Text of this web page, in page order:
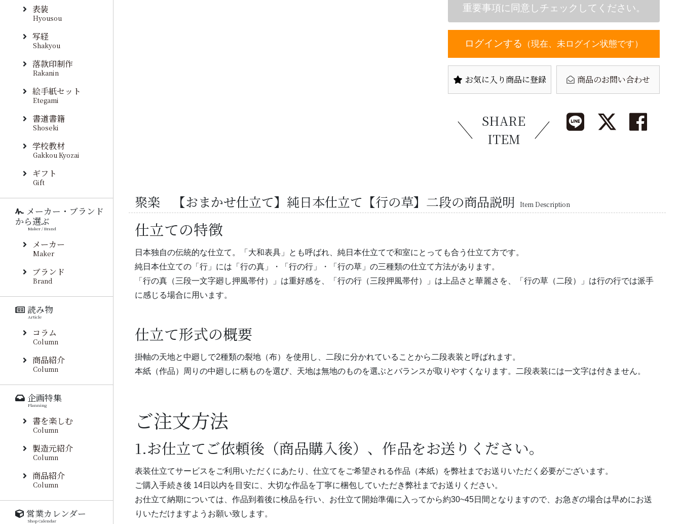
ログインする （現在、未ログイン状態です）
お気に入り商品に登録 商品のお問い合わせ
SHARE
ITEM
聚楽 【おまかせ仕立て】純日本仕立て【行の草】二段の商品説明 Item Description
仕立ての特徴
日本独自の伝統的な仕立て。「大和表具」とも呼ばれ、純日本仕立てで和室にとっても合う仕立て方です。
純日本仕立ての「行」には「行の真」・「行の行」・「行の草」の三種類の仕立て方法があります。
「行の真（三段一文字廻し押風帯付）」は重好感を、「行の行（三段押風帯付）」は上品さと華麗さを、「行の草（二段）」は行の行では派手
に感じる場合に用います。
仕立て形式の概要
掛軸の天地と中廻しで2種類の裂地（布）を使用し、二段に分かれていることから二段表装と呼ばれます。
本紙（作品）周りの中廻しに柄ものを選び、天地は無地のものを選ぶとバランスが取りやすくなります。二段表装には一文字は付きません。
ご注文方法
1.お仕立てご依頼後（商品購入後）、作品をお送りください。
表装仕立てサービスをご利用いただくにあたり、仕立てをご希望される作品（本紙）を弊社までお送りいただく必要がございます。
ご購入手続き後 14日以内を目安に、大切な作品を丁寧に梱包していただき弊社までお送りください。
お仕立て納期については、作品到着後に検品を行い、お仕立て開始準備に入ってから約30~45日間となりますので、お急ぎの場合は早めにお送
りいただけますようお願い致します。
表装
Hyousou
写経
Shakyou
落款印制作
Rakanin
絵手紙セット
Etegami
書道書籍
Shoseki
学校教材
Gakkou Kyozai
ギフト
Gift
メーカー・ブランド
から選ぶ
Maker / Brand
メーカー
Maker
ブランド
Brand
読み物
Article
コラム
Column
商品紹介
Column
企画特集
Planning
書を楽しむ
Column
製造元紹介
Column
商品紹介
Column
営業カレンダー
Shop Calendar